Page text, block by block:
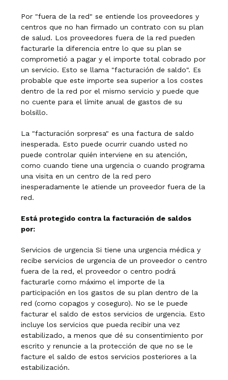
Por "fuera de la red" se entiende los proveedores y
centros que no han firmado un contrato con su plan
de salud. Los proveedores fuera de la red pueden
facturarle la diferencia entre lo que su plan se
comprometió a pagar y el importe total cobrado por
un servicio. Esto se llama "facturación de saldo". Es
probable que este importe sea superior a los costes
dentro de la red por el mismo servicio y puede que
no cuente para el límite anual de gastos de su
bolsillo.
La "facturación sorpresa" es una factura de saldo
inesperada. Esto puede ocurrir cuando usted no
puede controlar quién interviene en su atención,
como cuando tiene una urgencia o cuando programa
una visita en un centro de la red pero
inesperadamente le atiende un proveedor fuera de la
red.
Está protegido contra la facturación de saldos
por:
Servicios de urgencia Si tiene una urgencia médica y
recibe servicios de urgencia de un proveedor o centro
fuera de la red, el proveedor o centro podrá
facturarle como máximo el importe de la
participación en los gastos de su plan dentro de la
red (como copagos y coseguro). No se le puede
facturar el saldo de estos servicios de urgencia. Esto
incluye los servicios que pueda recibir una vez
estabilizado, a menos que dé su consentimiento por
escrito y renuncie a la protección de que no se le
facture el saldo de estos servicios posteriores a la
estabilización.